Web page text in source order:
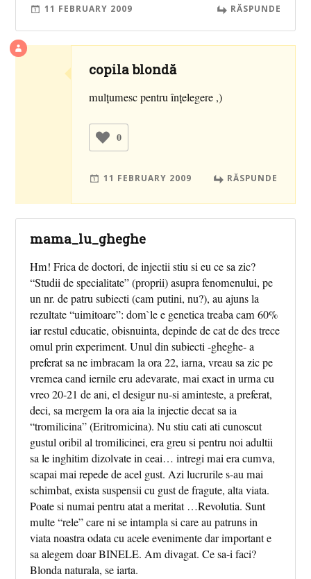
11 FEBRUARY 2009 RĂSPUNDE
copila blondă
mulţumesc pentru înţelegere ,)
0
11 FEBRUARY 2009 RĂSPUNDE
mama_lu_gheghe
Hm! Frica de doctori, de injectii stiu si eu ce sa zic?
“Studii de specialitate” (proprii) asupra fenomenului, pe
un nr. de patru subiecti (cam putini, nu?), au ajuns la
rezultate “uimitoare”: dom`le e genetica treaba cam 60%
iar restul educatie, obisnuinta, depinde de cat de des trece
omul prin experiment. Unul din subiecti -gheghe- a
preferat sa ne imbracam la ora 22, iarna, vreau sa zic pe
vremea cand iernile eru adevarate, mai exact in urma cu
vreo 20-21 de ani, el desigur nu-si aminteste, a preferat,
deci, sa mergem la ora aia la injectie decat sa ia
“tromilicina” (Eritromicina). Nu stiu cati ati cunoscut
gustul oribil al tromilicinei, era greu si pentru noi adultii
sa le inghitim dizolvate in ceai… intregi mai era cumva,
scapai mai repede de acel gust. Azi lucrurile s-au mai
schimbat, exista suspensii cu gust de fragute, alta viata.
Poate si numai pentru atat a meritat …Revolutia. Sunt
multe “rele” care ni se intampla si care au patruns in
viata noastra odata cu acele evenimente dar important e
sa alegem doar BINELE. Am divagat. Ce sa-i faci?
Blonda naturala, se iarta.